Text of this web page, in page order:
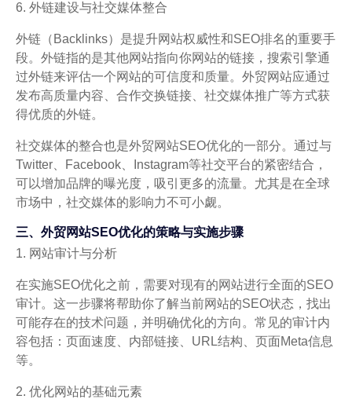
6. 外链建设与社交媒体整合
外链（Backlinks）是提升网站权威性和SEO排名的重要手
段。外链指的是其他网站指向你网站的链接，搜索引擎通
过外链来评估一个网站的可信度和质量。外贸网站应通过
发布高质量内容、合作交换链接、社交媒体推广等方式获
得优质的外链。
社交媒体的整合也是外贸网站SEO优化的一部分。通过与
Twitter、Facebook、Instagram等社交平台的紧密结合，
可以增加品牌的曝光度，吸引更多的流量。尤其是在全球
市场中，社交媒体的影响力不可小觑。
三、外贸网站SEO优化的策略与实施步骤
1. 网站审计与分析
在实施SEO优化之前，需要对现有的网站进行全面的SEO
审计。这一步骤将帮助你了解当前网站的SEO状态，找出
可能存在的技术问题，并明确优化的方向。常见的审计内
容包括：页面速度、内部链接、URL结构、页面Meta信息
等。
2. 优化网站的基础元素